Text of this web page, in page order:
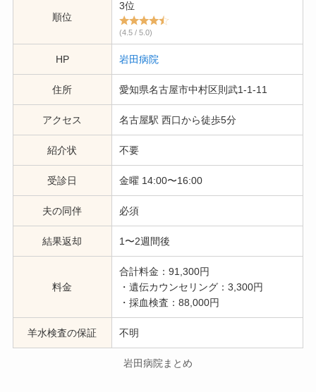
順位
3位
(4.5 / 5.0)
HP 岩田病院
住所 愛知県名古屋市中村区則武1-1-11
アクセス 名古屋駅 西口から徒歩5分
紹介状 不要
受診日 金曜 14:00〜16:00
夫の同伴 必須
結果返却 1〜2週間後
料金
合計料金：91,300円
・遺伝カウンセリング：3,300円
・採血検査：88,000円
羊水検査の保証 不明
岩田病院まとめ